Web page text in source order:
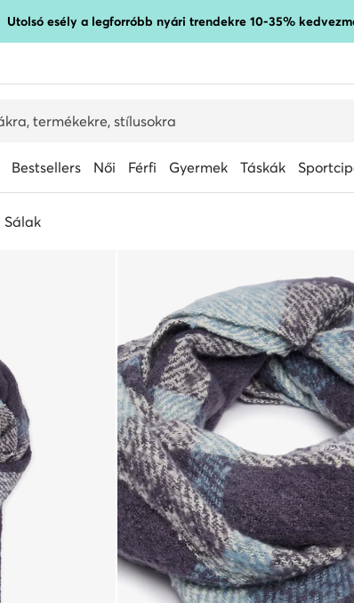
Utolsó esély a legforróbb nyári trendekre 10-35%
Bestsellers Női Férfi Gyermek Táskák
Sálak